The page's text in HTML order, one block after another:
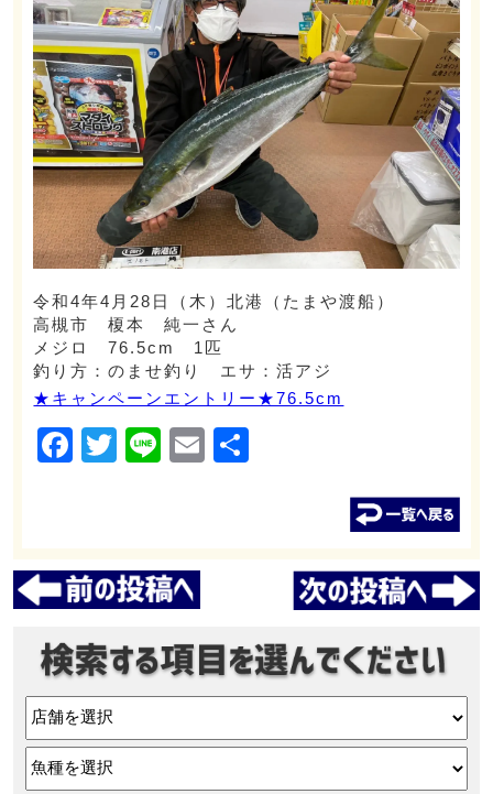
令和4年4月28日（木）北港（たまや渡船）
高槻市 榎本 純一さん
メジロ 76.5cm 1匹
釣り方：のませ釣り エサ：活アジ
★キャンペーンエントリー★76.5cm
Facebook
Twitter
LineEmail